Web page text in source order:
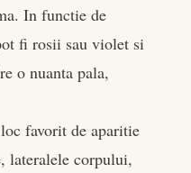
In functie de
fi rosii sau violet si
o nuanta pala,
favorit de aparitie
lateralele corpului,